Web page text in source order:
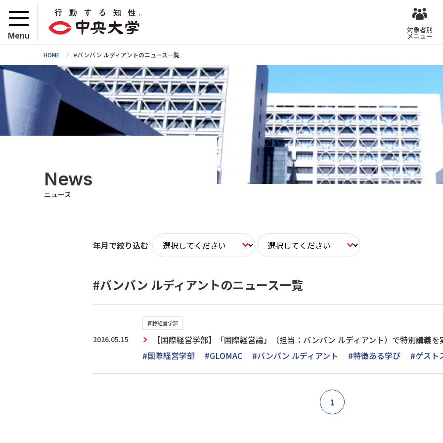
Menu
対象者別
メニュー
HOME #バンバン ルディアントのニュース一覧
News
ニュース
年月で絞り込む
#バンバン ルディアントのニュース一覧
2026.05.15
国際経営学部
【国際経営学部】「国際経営論」（担当：バンバン ルディアント）で特別講義を
#国際経営学部
#GLOMAC #バンバン ルディアント #特徴ある学び #ゲスト
1